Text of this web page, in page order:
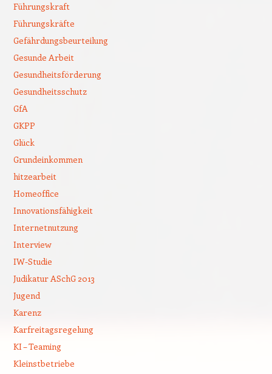
Führungskraft
Führungskräfte
Gefährdungsbeurteilung
Gesunde Arbeit
Gesundheitsförderung
Gesundheitsschutz
GfA
GKPP
Glück
Grundeinkommen
hitzearbeit
Homeoffice
Innovationsfähigkeit
Internetnutzung
Interview
IW-Studie
Judikatur ASchG 2013
Jugend
Karenz
Karfreitagsregelung
KI – Teaming
Kleinstbetriebe